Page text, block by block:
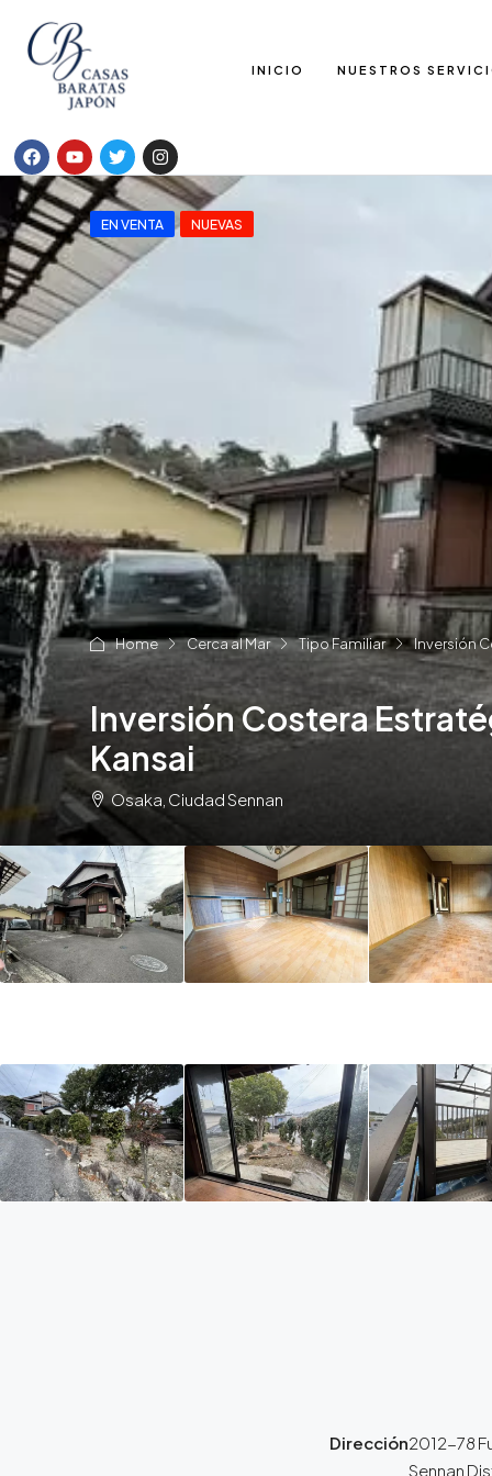
INICIO NUESTROS
EN VENTA NUEVAS
Home Cerca al Mar Tipo Familiar Inversión
Inversión Costera
Kansai
Osaka, Ciudad Sennan
Dirección2012-78
Sennan